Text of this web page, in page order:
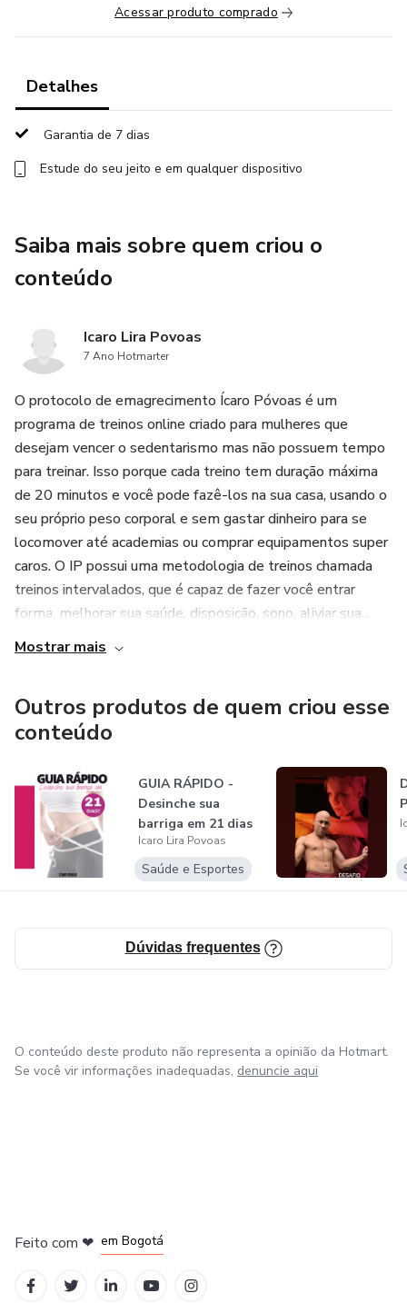
de iniciar qualquer atividade física ou plano nutricional. Os
produtos e serviços vendidos neste site não devem ser
resultados. Os resultados variam para cada pessoa. Seu
nível de sucesso em alcançar os resultados divulgados
com o uso desse programa depende da sua dedicação e
Acessar produto comprado
Detalhes
Garantia de 7 dias
Estude do seu jeito e em qualquer dispositivo
Saiba mais sobre quem criou o
conteúdo
Icaro Lira Povoas
7 Ano Hotmarter
O protocolo de emagrecimento Ícaro Póvoas é um
programa de treinos online criado para mulheres que
desejam vencer o sedentarismo mas não possuem tempo
para treinar. Isso porque cada treino tem duração máxima
de 20 minutos e você pode fazê-los na sua casa, usando o
seu próprio peso corporal e sem gastar dinheiro para se
locomover até academias ou comprar equipamentos super
caros. O IP possui uma metodologia de treinos chamada
treinos intervalados, que é capaz de fazer você entrar
forma, melhorar sua saúde, disposição, sono, aliviar sua...
Mostrar mais
Outros produtos de quem criou esse
conteúdo
GUIA RÁPIDO -
Desinche sua
barriga em 21 dias
Icaro Lira Povoas
Saúde e Esportes
Dúvidas frequentes
O conteúdo deste produto não representa a opinião da Hotmart.
Se você vir informações inadequadas, denuncie aqui
Feito com ❤ em Bogotá